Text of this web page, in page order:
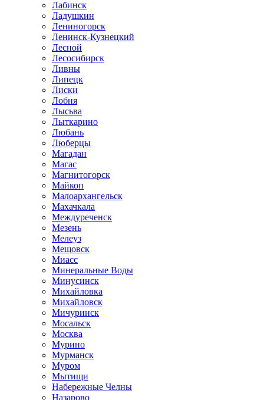
Лабинск
Ладушкин
Лениногорск
Ленинск-Кузнецкий
Лесной
Лесосибирск
Ливны
Липецк
Лиски
Лобня
Лысьва
Лыткарино
Любань
Люберцы
Магадан
Магас
Магнитогорск
Майкоп
Малоархангельск
Махачкала
Междуреченск
Мезень
Мелеуз
Мещовск
Миасс
Минеральные Воды
Минусинск
Михайловка
Михайловск
Мичуринск
Мосальск
Москва
Мурино
Мурманск
Муром
Мытищи
Набережные Челны
Назарово